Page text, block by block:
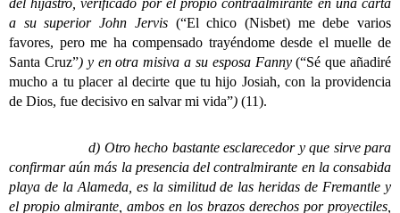
del hijastro, verificado por el propio contraalmirante en una carta
a su superior John Jervis (“El chico (Nisbet) me debe varios
favores, pero me ha compensado trayéndome desde el muelle de
Santa Cruz”) y en otra misiva a su esposa Fanny(“Sé que añadiré
mucho a tu placer al decirte que tu hijo Josiah, con la providencia
de Dios, fue decisivo en salvar mi vida”) (11).
d) Otro hecho bastante esclarecedor y que sirve para
confirmar aún más la presencia del contralmirante en la consabida
playa de la Alameda, es la similitud de las heridas de Fremantle y
el propio almirante, ambos en los brazos derechos por proyectiles,